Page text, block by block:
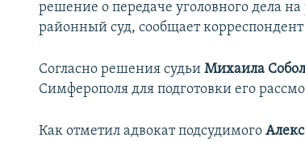
решение о передаче уголовного дела
районный суд, сообщает
Согласно решения судьиМихаила
Симферополя для подготовки его
Как отметил адвокат подсудимого